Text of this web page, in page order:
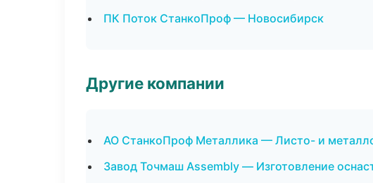
ПК Поток СтанкоПроф — Новосибирск
Другие компании
АО СтанкоПроф Металлика — Листо- и
Завод Точмаш Assembly — Изготовление